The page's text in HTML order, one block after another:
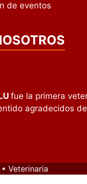
de eventos
fue la primera
agradecidos
Veterinaria